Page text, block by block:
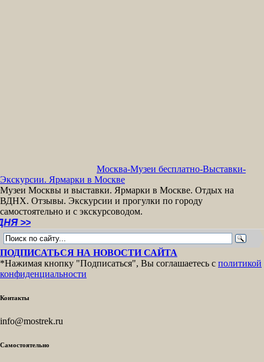
Москва-Музеи бесплатно-Выставки-
Экскурсии. Ярмарки в Москве
Музеи Москвы и выставки. Ярмарки в Москве. Отдых на
ВДНХ. Отзывы. Экскурсии и прогулки по городу
самостоятельно и с экскурсоводом.
ПОДПИСАТЬСЯ НА НОВОСТИ САЙТА
*Нажимая кнопку "Подписаться", Вы соглашаетесь с политикой
конфиденциальности
Контакты
info@mostrek.ru
Самостоятельно